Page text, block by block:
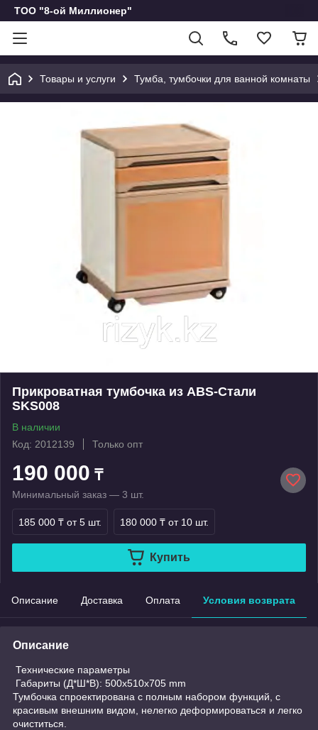
ТОО "8-ой Миллионер"
Товары и услуги Тумба, тумбочки для ванной комнаты
Прикроватная тумбочка из ABS-Стали
SKS008
В наличии
Код: 2012139
Только опт
190 000 ₸
Минимальный заказ — 3 шт.
185 000 ₸ от 5 шт. 180 000 ₸ от 10 шт.
Купить
Описание Доставка Оплата Условия возврата
Описание
Технические параметры
Габариты (Д*Ш*В): 500x510x705 mm
Тумбочка спроектирована с полным набором функций, с
красивым внешним видом, нелегко деформироваться и легко
очиститься.